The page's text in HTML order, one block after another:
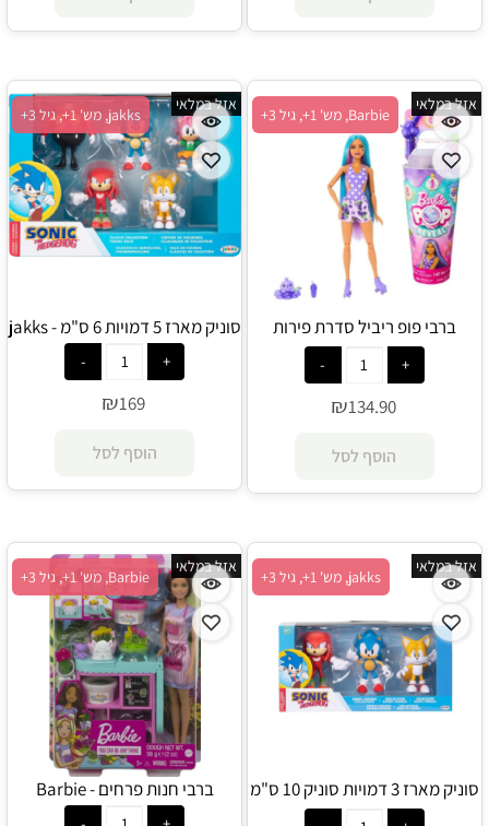
Barbie, מש' 1+, גיל 3+
אזל במלאי
ברבי פופ ריביל סדרת פירות
מתוקים - ענבים - Barbie
₪134.90
הוסף לסל
jakks, מש' 1+, גיל 3+
אזל במלאי
סוניק מארז 5 דמויות 6 ס"מ - jakks
₪169
הוסף לסל
jakks, מש' 1+, גיל 3+
אזל במלאי
סוניק מארז 3 דמויות סוניק 10 ס"מ
- jakks
Barbie, מש' 1+, גיל 3+
אזל במלאי
ברבי חנות פרחים - Barbie